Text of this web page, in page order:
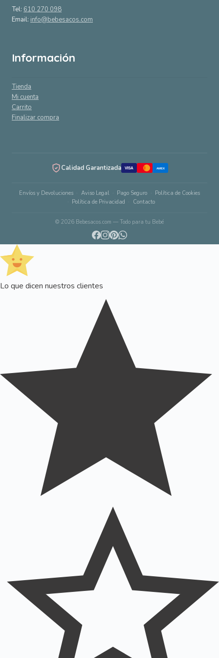
Tel: 610 270 098
Email: info@bebesacos.com
Información
Tienda
Mi cuenta
Carrito
Finalizar compra
Calidad Garantizada VISA AMEX
Envíos y Devoluciones Aviso Legal Pago Seguro
Política de Cookies
Política de Privacidad
Contacto
© 2026 Bebesacos.com — Todo para tu Bebé
Lo que dicen nuestros clientes